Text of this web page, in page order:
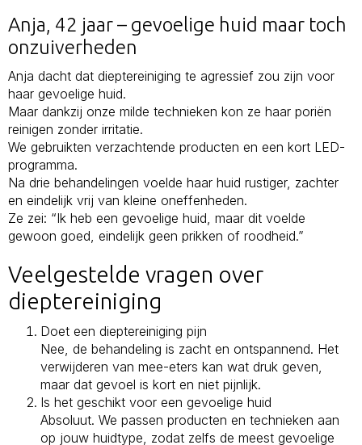
Anja, 42 jaar – gevoelige huid maar toch
onzuiverheden
Anja dacht dat dieptereiniging te agressief zou zijn voor
haar gevoelige huid.
Maar dankzij onze milde technieken kon ze haar poriën
reinigen zonder irritatie.
We gebruikten verzachtende producten en een kort LED-
programma.
Na drie behandelingen voelde haar huid rustiger, zachter
en eindelijk vrij van kleine oneffenheden.
Ze zei: “Ik heb een gevoelige huid, maar dit voelde
gewoon goed, eindelijk geen prikken of roodheid.”
Veelgestelde vragen over
dieptereiniging
Doet een dieptereiniging pijn
Nee, de behandeling is zacht en ontspannend. Het
verwijderen van mee-eters kan wat druk geven,
maar dat gevoel is kort en niet pijnlijk.
Is het geschikt voor een gevoelige huid
Absoluut. We passen producten en technieken aan
op jouw huidtype, zodat zelfs de meest gevoelige